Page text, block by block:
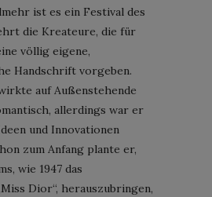
ist es ein Festival des
die Kreateure, die für
völlig eigene,
Handschrift vorgeben.
auf Außenstehende
allerdings war er
und Innovationen
zum Anfang plante er,
wie 1947 das
Dior“, herauszubringen,